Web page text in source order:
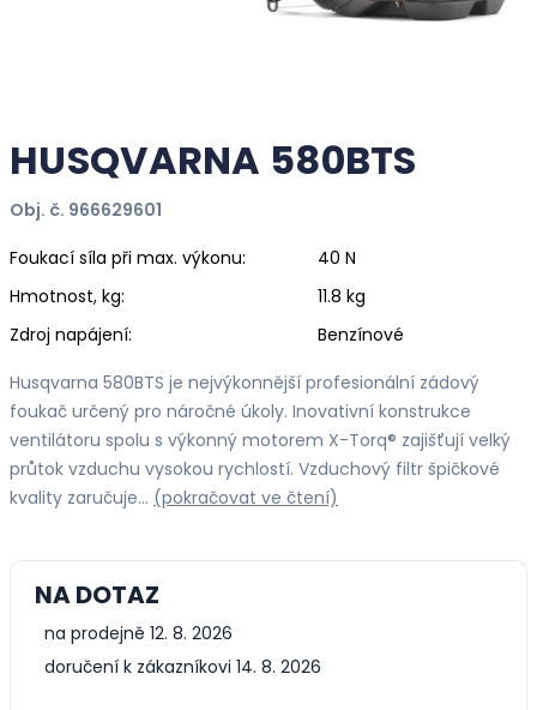
HUSQVARNA 580BTS
Obj. č. 966629601
Foukací síla při max. výkonu:
40 N
Hmotnost, kg:
11.8 kg
Zdroj napájení:
Benzínové
Husqvarna 580BTS je nejvýkonnější profesionální zádový
foukač určený pro náročné úkoly. Inovativní konstrukce
ventilátoru spolu s výkonný motorem X-Torq® zajišťují velký
průtok vzduchu vysokou rychlostí. Vzduchový filtr špičkové
kvality zaručuje… (pokračovat ve čtení)
NA DOTAZ
na prodejně 12. 8. 2026
doručení k zákazníkovi 14. 8. 2026